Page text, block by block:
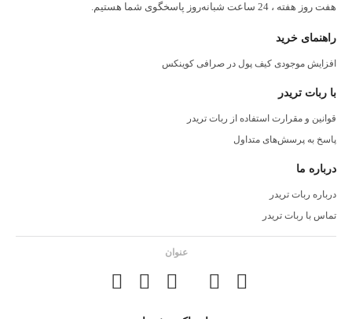
هفت روز هفته ، 24 ساعت شبانه‌روز پاسخگوی شما هستیم.
راهنمای خرید
افزایش موجودی کیف پول در صرافی کوینکس
با ربات تریدر
قوانین و مقرارت استفاده از ربات تریدر
پاسخ به پرسش‌های متداول
درباره ما
درباره ربات تریدر
تماس با ربات تریدر
عنوان